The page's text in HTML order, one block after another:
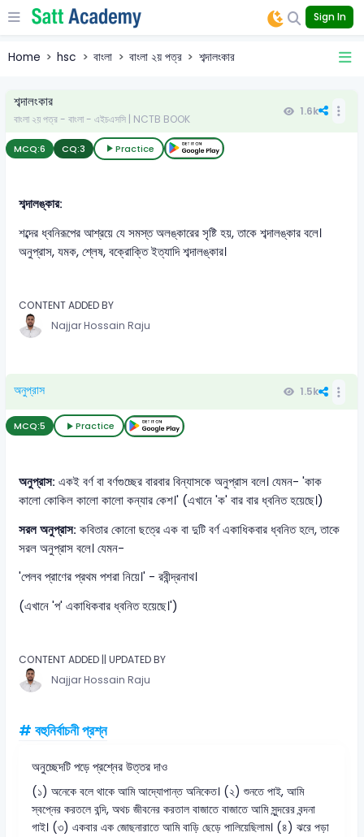
Sign In
Home hsc বাংলা বাংলা ২য় পত্র শব্দালংকার
শব্দালংকার
বাংলা ২য় পত্র - বাংলা - এইচএসসি | NCTB BOOK
1.6k
MCQ:6 CQ:3 Practice
শব্দালঙ্কার:
শব্দের ধ্বনিরূপের আশ্রয়ে যে সমস্ত অলঙ্কারের সৃষ্টি হয়, তাকে শব্দালঙ্কার বলে।
অনুপ্রাস, যমক, শ্লেষ, বক্রোক্তি ইত্যাদি শব্দালঙ্কার।
CONTENT ADDED BY
Najjar Hossain Raju
অনুপ্রাস 1.5k
MCQ:5 Practice
অনুপ্রাস:একই বর্ণ বা বর্ণগুচ্ছের বারবার বিন্যাসকে অনুপ্রাস বলে। যেমন- 'কাক
কালো কোকিল কালো কালো কন্যার কেশ।' (এখানে 'ক' বার বার ধ্বনিত হয়েছে।)
সরল অনুপ্রাস: কবিতার কোনো ছত্রে এক বা দুটি বর্ণ একাধিকবার ধ্বনিত হলে, তাকে
সরল অনুপ্রাস বলে। যেমন-
'পেলব প্রাণের প্রথম পশরা নিয়ে।' - রবীন্দ্রনাথ।
(এখানে 'প' একাধিকবার ধ্বনিত হয়েছে।')
CONTENT ADDED || UPDATED BY
Najjar Hossain Raju
# বহুনির্বাচনী প্রশ্ন
অনুচ্ছেদটি পড়ে প্রশ্নের উত্তর দাও
(১) অনেকে বলে থাকে আমি আদ্যোপান্ত অনিকেত। (২) শুনতে পাই, আমি
স্বপ্নের করতলে বন্দি, অথচ জীবনের করতাল বাজাতে বাজাতে আমি সুন্দরের বন্দনা
গাই। (৩) একবার এক জোছনারাতে আমি বাড়ি ছেড়ে পালিয়েছিলাম। (৪) ঝরে পড়া